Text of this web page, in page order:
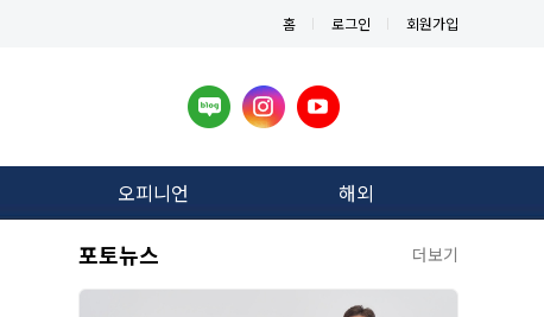
홈 로그인 회원가입
오피니언 해외
포토뉴스 더보기